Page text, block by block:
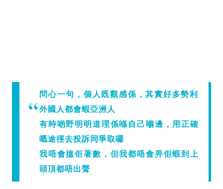
問心一句，個人既觀感係，其實好多勢利
外國人都會蝦亞洲人
有時啲野明明道理係喺自己嗰邊，用正確
嘅途徑去投訴同爭取囉
我唔會搵佢著數，但我都唔會畀佢蝦到上
頭頂都唔出聲